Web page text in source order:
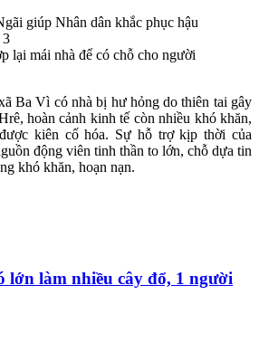
lại mái nhà để có chỗ cho người
Ba Vì có nhà bị hư hỏng do thiên tai gây
hoàn cảnh kinh tế còn nhiều khó khăn,
kiên cố hóa. Sự hỗ trợ kịp thời của
động viên tinh thần to lớn, chỗ dựa tin
khó khăn, hoạn nạn.
lớn làm nhiều cây đổ, 1 người